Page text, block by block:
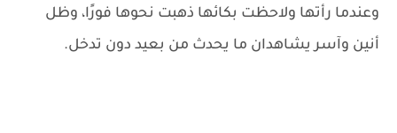
وعندما رأتها ولاحظت بكائها ذهبت نحوها فورًا، وظل
أنين وآسر يشاهدان ما يحدث من بعيد دون تدخل.